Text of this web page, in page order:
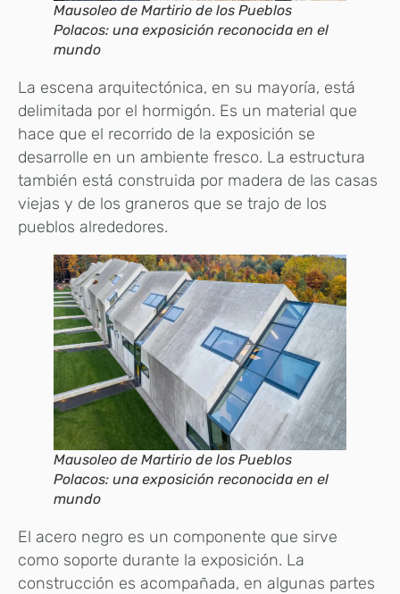
Mausoleo de Martirio de los Pueblos
Polacos: una exposición reconocida en el
mundo
La escena arquitectónica, en su mayoría, está
delimitada por el hormigón. Es un material que
hace que el recorrido de la exposición se
desarrolle en un ambiente fresco. La estructura
también está construida por madera de las casas
viejas y de los graneros que se trajo de los
pueblos alrededores.
Mausoleo de Martirio de los Pueblos
Polacos: una exposición reconocida en el
mundo
El acero negro es un componente que sirve
como soporte durante la exposición. La
construcción es acompañada, en algunas partes